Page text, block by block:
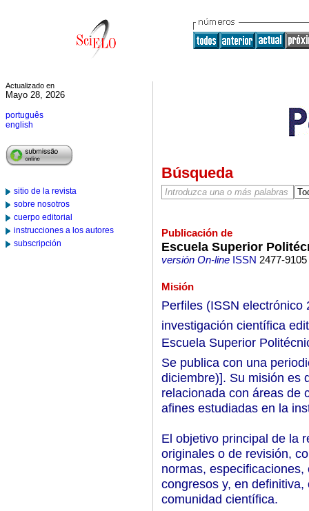
Actualizado en
Mayo 28, 2026
português
english
sitio de la revista
sobre nosotros
cuerpo editorial
instrucciones a los autores
subscripción
Búsqueda
Publicación de
Escuela Superior
versión On-lineISSN 2477-9105
Misión
Perfiles (ISSN
investigación científica
Escuela Superior
Se publica con una
diciembre)]. Su misión es
relacionada con áreas de
afines estudiadas en la
El objetivo principal de la
originales o de revisión,
normas,
congresos y, en
comunidad científica.